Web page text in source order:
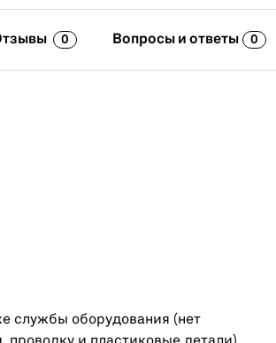
0 Вопросы и ответы 0
службы оборудования (нет